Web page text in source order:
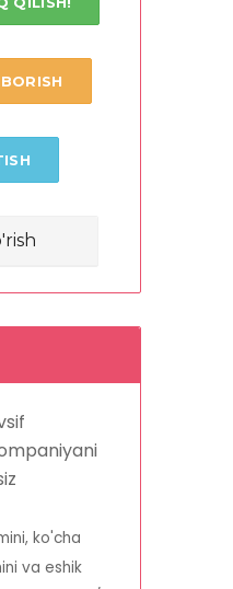
ko'cha
va eshik